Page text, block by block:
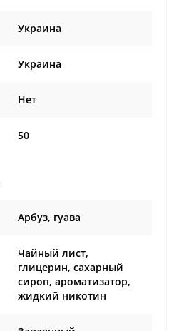
Украина
Украина
Нет
50
Арбуз, гуава
Чайный лист,
глицерин, сахарный
сироп, ароматизатор,
жидкий никотин